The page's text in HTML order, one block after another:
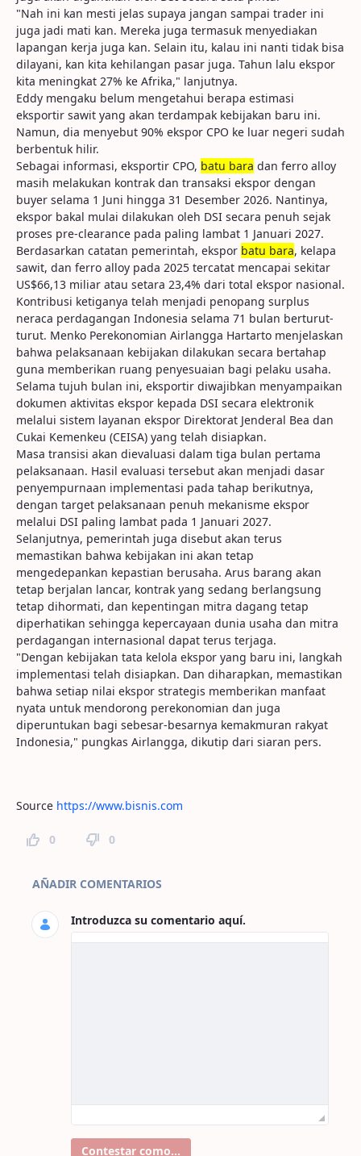
"Nah ini kan mesti jelas supaya jangan sampai trader ini
juga jadi mati kan. Mereka juga termasuk menyediakan
lapangan kerja juga kan. Selain itu, kalau ini nanti tidak bisa
dilayani, kan kita kehilangan pasar juga. Tahun lalu ekspor
kita meningkat 27% ke Afrika," lanjutnya.
Eddy mengaku belum mengetahui berapa estimasi
eksportir sawit yang akan terdampak kebijakan baru ini.
Namun, dia menyebut 90% ekspor CPO ke luar negeri sudah
berbentuk hilir.
Sebagai informasi, eksportir CPO, batu bara dan ferro alloy
masih melakukan kontrak dan transaksi ekspor dengan
buyer selama 1 Juni hingga 31 Desember 2026. Nantinya,
ekspor bakal mulai dilakukan oleh DSI secara penuh sejak
proses pre-clearance pada paling lambat 1 Januari 2027.
Berdasarkan catatan pemerintah, ekspor batu bara, kelapa
sawit, dan ferro alloy pada 2025 tercatat mencapai sekitar
US$66,13 miliar atau setara 23,4% dari total ekspor nasional.
Kontribusi ketiganya telah menjadi penopang surplus
neraca perdagangan Indonesia selama 71 bulan berturut-
turut. Menko Perekonomian Airlangga Hartarto menjelaskan
bahwa pelaksanaan kebijakan dilakukan secara bertahap
guna memberikan ruang penyesuaian bagi pelaku usaha.
Selama tujuh bulan ini, eksportir diwajibkan menyampaikan
dokumen aktivitas ekspor kepada DSI secara elektronik
melalui sistem layanan ekspor Direktorat Jenderal Bea dan
Cukai Kemenkeu (CEISA) yang telah disiapkan.
Masa transisi akan dievaluasi dalam tiga bulan pertama
pelaksanaan. Hasil evaluasi tersebut akan menjadi dasar
penyempurnaan implementasi pada tahap berikutnya,
dengan target pelaksanaan penuh mekanisme ekspor
melalui DSI paling lambat pada 1 Januari 2027.
Selanjutnya, pemerintah juga disebut akan terus
memastikan bahwa kebijakan ini akan tetap
mengedepankan kepastian berusaha. Arus barang akan
tetap berjalan lancar, kontrak yang sedang berlangsung
tetap dihormati, dan kepentingan mitra dagang tetap
diperhatikan sehingga kepercayaan dunia usaha dan mitra
perdagangan internasional dapat terus terjaga.
"Dengan kebijakan tata kelola ekspor yang baru ini, langkah
implementasi telah disiapkan. Dan diharapkan, memastikan
bahwa setiap nilai ekspor strategis memberikan manfaat
nyata untuk mendorong perekonomian dan juga
diperuntukan bagi sebesar-besarnya kemakmuran rakyat
Indonesia," pungkas Airlangga, dikutip dari siaran pers.
Source https://www.bisnis.com
0 0
Comentarios de la página
AÑADIR COMENTARIOS
Introduzca su comentario aquí.
Contestar como...